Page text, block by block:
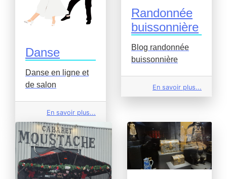
Danse
Danse en ligne et
de salon
En savoir plus...
Randonnée
buissonnière
Blog randonnée
buissonnière
En savoir plus...